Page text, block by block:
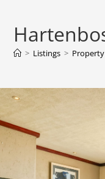
> Listings >